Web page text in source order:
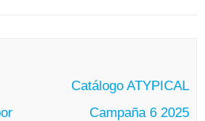
Catálogo ATYPICAL
Campaña 6 2025